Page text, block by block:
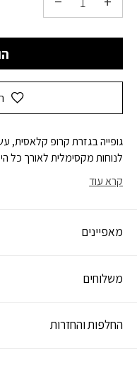
לנוחות מקסימלית לאורך כל
מחמיא. כחלק מהמחויבות
קרא עוד
מאפיינים
משלוחים
החלפות והחזרות